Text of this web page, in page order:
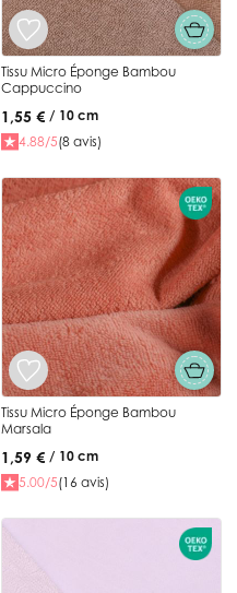
Tissu Micro Éponge Bambou
Cappuccino
1,55 € / 10 cm
4.88/5(8 avis)
Tissu Micro Éponge Bambou
Marsala
1,59 € / 10 cm
5.00/5(16 avis)